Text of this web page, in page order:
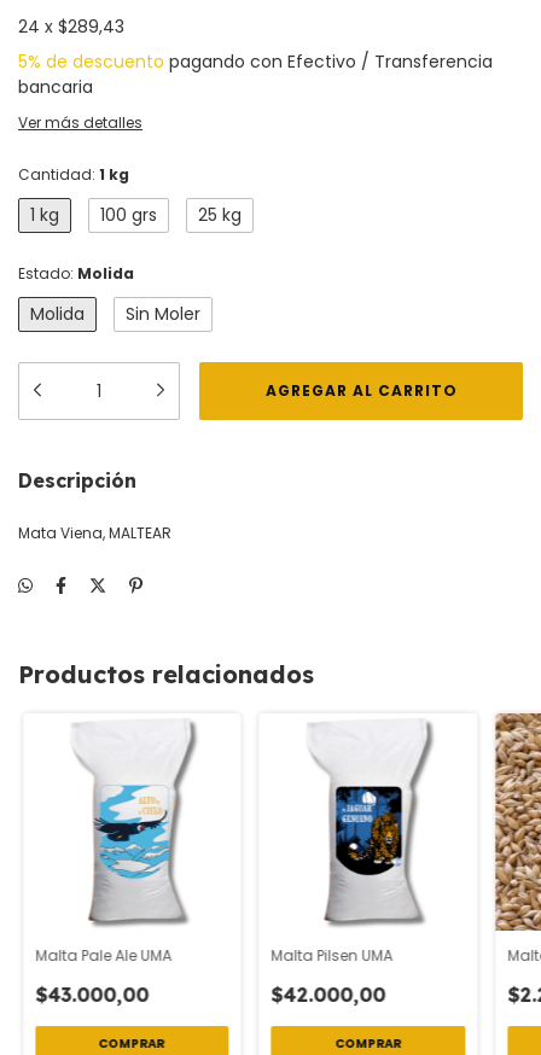
24 x $289,43
5% de descuento pagando con Efectivo / Transferencia
bancaria
Ver más detalles
Cantidad: 1 kg
1 kg 100 grs 25 kg
Estado: Molida
Molida Sin Moler
Descripción
Mata Viena, MALTEAR
Productos relacionados
Malta Pale Ale UMA
$43.000,00
COMPRAR
Malta Pilsen UMA
$42.000,00
COMPRAR